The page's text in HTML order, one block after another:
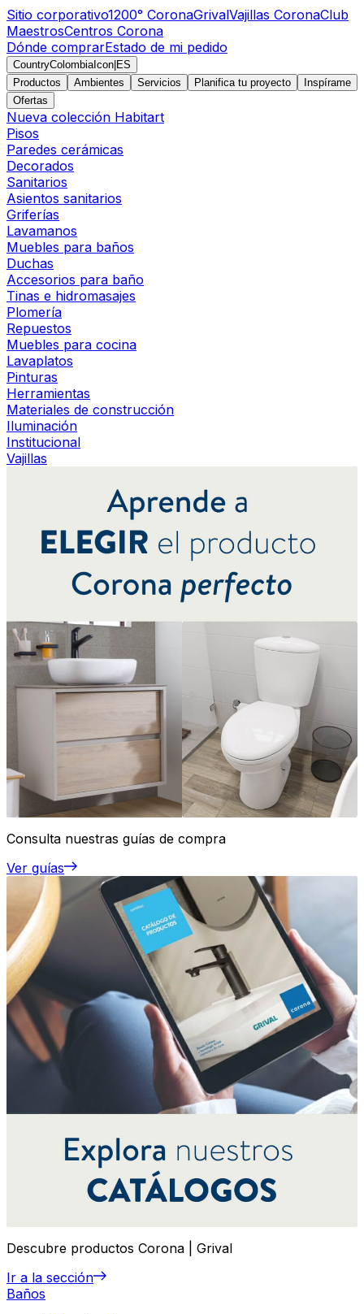
Sitio corporativo1200° CoronaGrivalVajillas CoronaClub
MaestrosCentros Corona
Dónde comprarEstado de mi pedido
CountryColombiaIcon ES
Productos
Ambientes Servicios Planifica tu proyecto
Inspírame
Ofertas
Nueva colección Habitart
Pisos
Paredes cerámicas
Decorados
Sanitarios
Asientos sanitarios
Griferías
Lavamanos
Muebles para baños
Duchas
Accesorios para baño
Tinas e hidromasajes
Plomería
Repuestos
Muebles para cocina
Lavaplatos
Pinturas
Herramientas
Materiales de construcción
Iluminación
Institucional
Vajillas
Consulta nuestras guías de compra
Ver guías
Descubre productos Corona | Grival
Ir a la sección
Baños